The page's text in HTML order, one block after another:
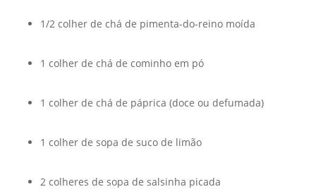
1/2 colher de chá de pimenta-do-reino moída
1 colher de chá de cominho em pó
1 colher de chá de páprica (doce ou defumada)
1 colher de sopa de suco de limão
2 colheres de sopa de salsinha picada